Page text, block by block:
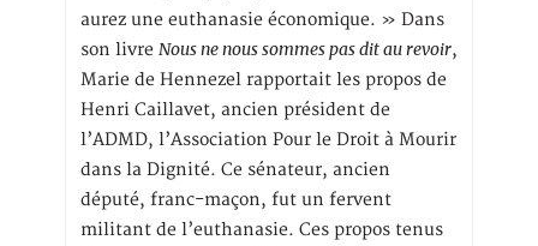
aurez une euthanasie économique. » Dans
son livre Nous ne nous sommes pas dit au revoir,
Marie de Hennezel rapportait les propos de
Henri Caillavet, ancien président de
l’ADMD, l’Association Pour le Droit à Mourir
dans la Dignité. Ce sénateur, ancien
député, franc-maçon, fut un fervent
militant de l’euthanasie. Ces propos tenus